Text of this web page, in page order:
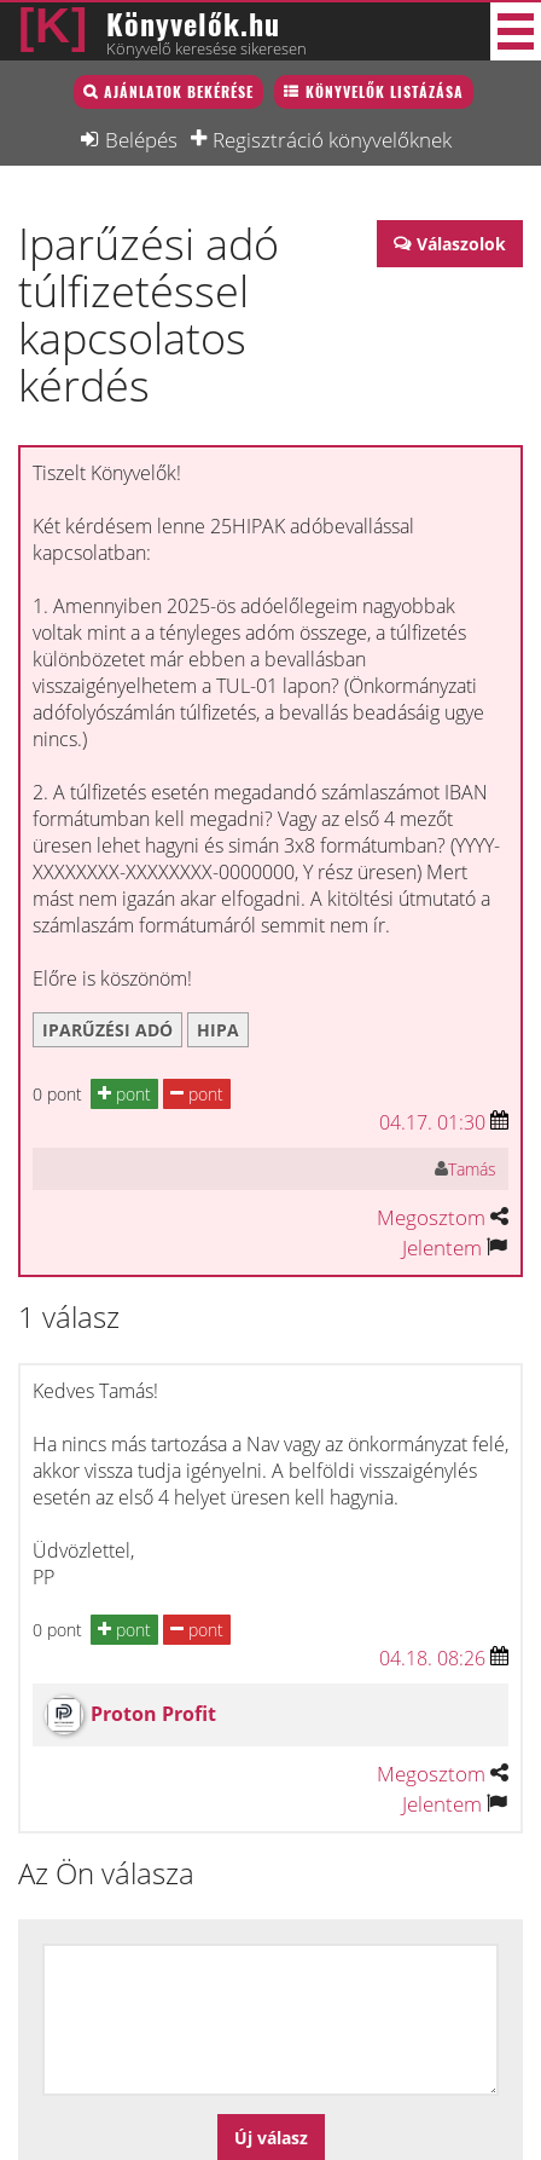
Könyvelők.hu
Könyvelő keresése sikeresen
AJÁNLATOK BEKÉRÉSE KÖNYVELŐK LISTÁZÁSA
Belépés Regisztráció könyvelőknek
Könyvelő lista
Könyvelési munkák
Interjú
Blog
Állás
Képzésnaptár
Válaszolok
Iparűzési adó
túlfizetéssel
kapcsolatos
kérdés
Tiszelt Könyvelők!
Két kérdésem lenne 25HIPAK adóbevallással
kapcsolatban:
1. Amennyiben 2025-ös adóelőlegeim nagyobbak
voltak mint a a tényleges adóm összege, a túlfizetés
különbözetet már ebben a bevallásban
visszaigényelhetem a TUL-01 lapon? (Önkormányzati
adófolyószámlán túlfizetés, a bevallás beadásáig ugye
nincs.)
2. A túlfizetés esetén megadandó számlaszámot IBAN
formátumban kell megadni? Vagy az első 4 mezőt
üresen lehet hagyni és simán 3x8 formátumban? (YYYY-
XXXXXXXX-XXXXXXXX-0000000, Y rész üresen) Mert
mást nem igazán akar elfogadni. A kitöltési útmutató a
számlaszám formátumáról semmit nem ír.
Előre is köszönöm!
IPARŰZÉSI ADÓ HIPA
0 pont pont pont
04.17. 01:30
Tamás
Megosztom
Jelentem
1 válasz
Kedves Tamás!
Ha nincs más tartozása a Nav vagy az önkormányzat felé,
akkor vissza tudja igényelni. A belföldi visszaigénylés
esetén az első 4 helyet üresen kell hagynia.
Üdvözlettel,
PP
0 pont pont pont
04.18. 08:26
Proton Profit
Megosztom
Jelentem
Az Ön válasza